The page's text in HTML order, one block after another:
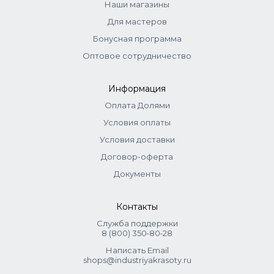
рабочей температуры 20-25 мин.
необходимо отключить кабель питания из
Наши магазины
Для мастеров
Бонусная программа
Оптовое сотрудничество
Информация
Оплата Долями
Условия оплаты
Условия доставки
Договор-оферта
Документы
Контакты
Служба поддержки
8 (800) 350‑80‑28
Написать Email
shops@industriyakrasoty.ru